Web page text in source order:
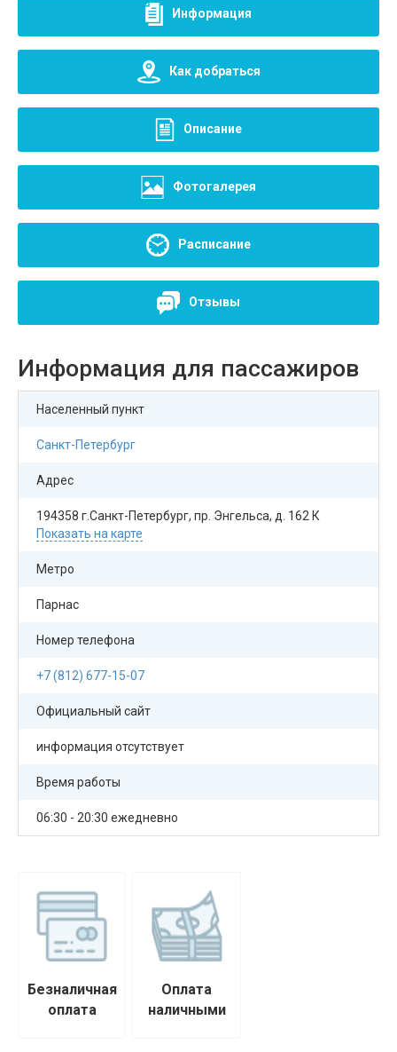
Информация
Как добраться
Описание
Фотогалерея
Расписание
Отзывы
Информация для пассажиров
Населенный пункт
Санкт-Петербург
Адрес
194358 г.Санкт-Петербург, пр. Энгельса, д. 162 К
Показать на карте
Метро
Парнас
Номер телефона
+7 (812) 677-15-07
Официальный сайт
информация отсутствует
Время работы
06:30 - 20:30 ежедневно
Безналичная
оплата
Оплата
наличными